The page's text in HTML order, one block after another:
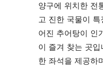
양구에 위치한 전
고 진한 국물이
어진 추어탕이 인
이 즐겨 찾는 곳
한 좌석을 제공하